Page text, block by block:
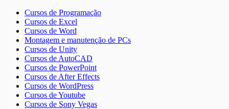
Cursos de Programação
Cursos de Excel
Cursos de Word
Montagem e manutenção de PCs
Cursos de Unity
Cursos de AutoCAD
Cursos de PowerPoint
Cursos de After Effects
Cursos de WordPress
Cursos de Youtube
Cursos de Sony Vegas